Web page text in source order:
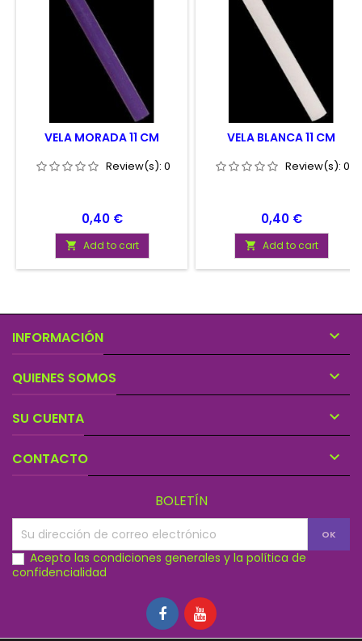
VELA MORADA 11 CM
Review(s): 0
Price
0,40 €
 Add to cart
VELA BLANCA 11 CM
Review(s): 0
Price
0,40 €
 Add to cart
INFORMACIÓN 
QUIENES SOMOS 
SU CUENTA 
CONTACTO 
BOLETÍN
Acepto las condiciones generales y la política de
confidencialidad